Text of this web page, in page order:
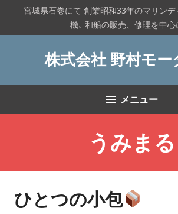
テ
宮城県石巻にて 創業昭和33年のマリン
機､ 和船の販売、修理を中心
株式会社 野村モー
メニュー
うみまる
ひとつの小包